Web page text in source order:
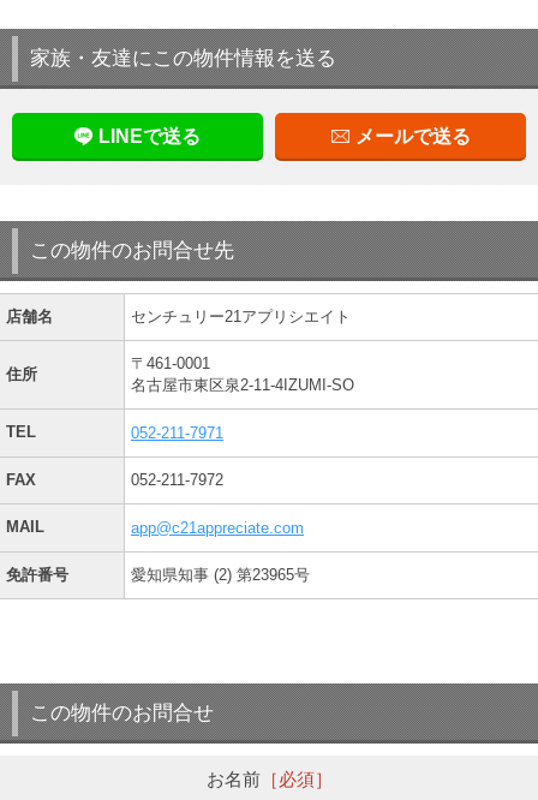
家族・友達にこの物件情報を送る
LINEで送る メールで送る
この物件のお問合せ先
店舗名 センチュリー21アプリシエイト
住所
〒461-0001
名古屋市東区泉2-11-4IZUMI-SO
TEL 052-211-7971
FAX 052-211-7972
MAIL app@c21appreciate.com
免許番号 愛知県知事 (2) 第23965号
この物件のお問合せ
お名前［必須］